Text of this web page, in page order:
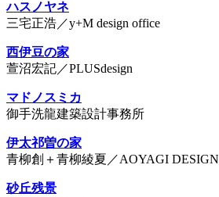
ハスノヤネ
三宅正浩／y+M design office
西伊豆の家
萱沼宏記／PLUSdesign
マドノスミカ
御手洗龍建築設計事務所
伊太祁曽の家
青柳創＋青柳綾夏／AOYAGI DESIGN
砂丘残景